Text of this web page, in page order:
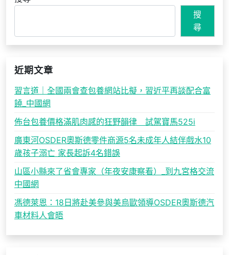
搜
尋
近期文章
習言道｜全國兩會查包養網站比擬，習近平再談配合富
饒_中國網
佈台包養價格滿肌肉感的狂野韻律 試駕寶馬525i
廣東河OSDER奧斯德零件商源5名未成年人結伴戲水10
歲孩子溺亡 家長起訴4名錯誤
山區小縣來了省會專家（年夜安康察看）_到九宮格交流
中國網
馮德萊恩：18日將赴美參與美烏歐領導OSDER奧斯德汽
車材料人會晤